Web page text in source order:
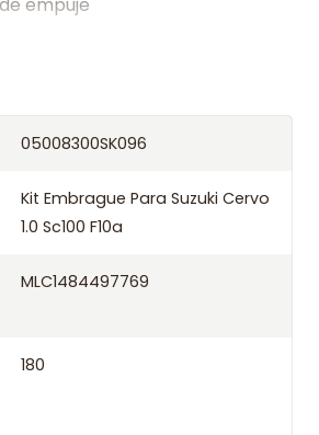
en embragues desde 2019,
de confirmación.
05008300SK096
Kit Embrague Para Suzuki Cervo
1.0 Sc100 F10a
MLC1484497769
180